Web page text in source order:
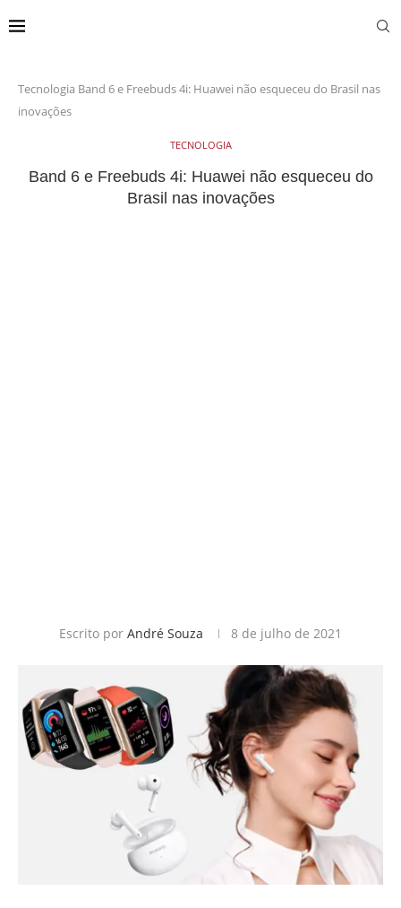
Tecnologia Band 6 e Freebuds 4i: Huawei não esqueceu do Brasil nas
inovações
TECNOLOGIA
Band 6 e Freebuds 4i: Huawei não esqueceu do
Brasil nas inovações
Escrito por André Souza 8 de julho de 2021